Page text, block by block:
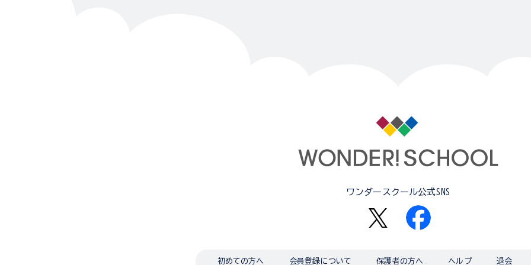
ワンダースクール公式SNS
初めての方へ 会員登録について 保護者の方へ ヘルプ 退会